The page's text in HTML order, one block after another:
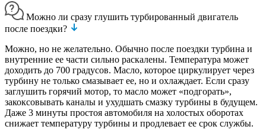
Можно ли сразу глушить турбированный двигатель
после поездки?
Можно, но не желательно. Обычно после поездки турбина и
внутренние ее части сильно раскалены. Температура может
доходить до 700 градусов. Масло, которое циркулирует через
турбину не только смазывает ее, но и охлаждает. Если сразу
заглушить горячий мотор, то масло может «подгорать»,
закоксовывать каналы и ухудшать смазку турбины в будущем.
Даже 3 минуты простоя автомобиля на холостых оборотах
снижает температуру турбины и продлевает ее срок службы.